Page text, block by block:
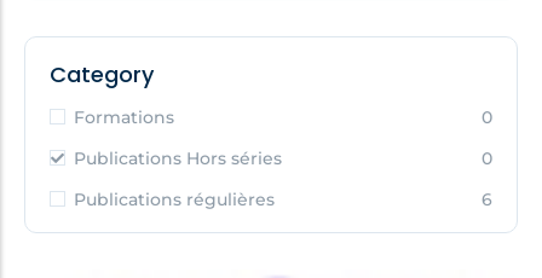
Category
Formations
0
Publications Hors séries
0
Publications régulières
6